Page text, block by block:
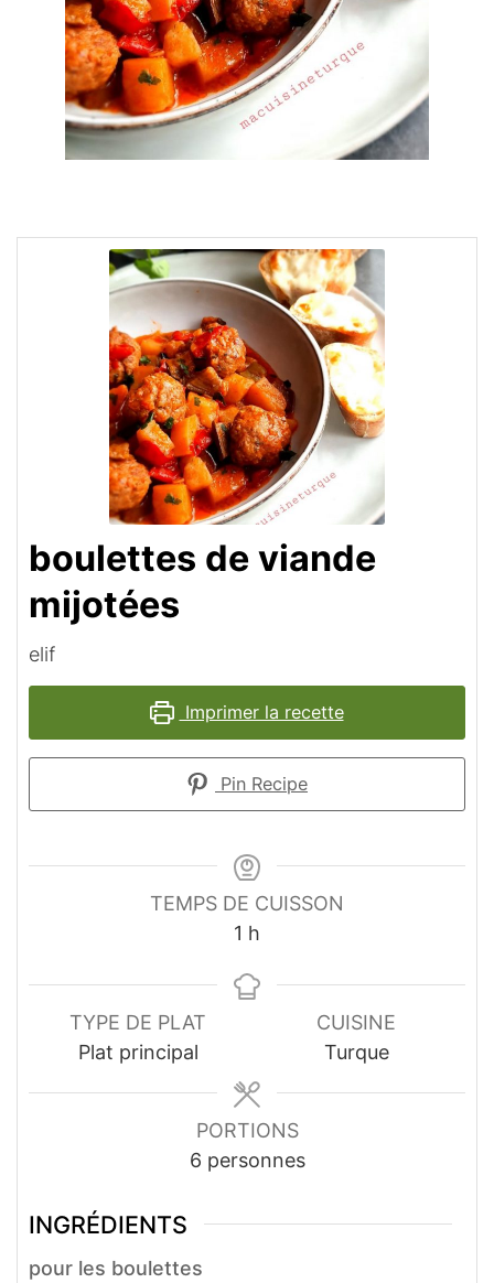
boulettes de viande
mijotées
elif
Imprimer la recette
Pin Recipe
TEMPS DE CUISSON
1 heure
h
TYPE DE PLAT
Plat principal
CUISINE
Turque
PORTIONS
6 personnes
INGRÉDIENTS
pour les boulettes